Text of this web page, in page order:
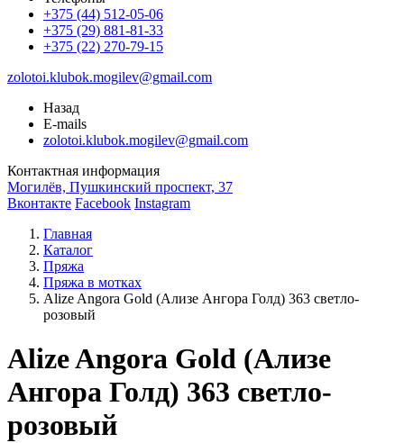
+375 (44) 512-05-06
+375 (29) 881-81-33
+375 (22) 270-79-15
zolotoi.klubok.mogilev@gmail.com
Назад
E-mails
zolotoi.klubok.mogilev@gmail.com
Контактная информация
Могилёв, Пушкинский проспект, 37
Вконтакте Facebook Instagram
Главная
Каталог
Пряжа
Пряжа в мотках
Alize Angora Gold (Ализе Ангора Голд) 363 светло-
розовый
Alize Angora Gold (Ализе
Ангора Голд) 363 светло-
розовый